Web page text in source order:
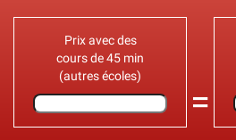
Prix avec des
cours de 45 min
(autres écoles)
=